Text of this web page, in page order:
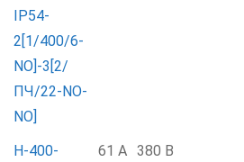
IP54-
2[1/400/6-
NO]-3[2/
ПЧ/22-NO-
NO]
Н-400-
61 А 380 В